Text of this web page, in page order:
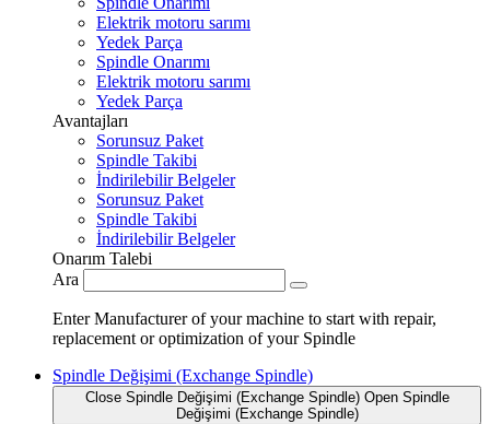
Elektrik motoru sarımı
Yedek Parça
Spindle Onarımı
Elektrik motoru sarımı
Yedek Parça
Avantajları
Sorunsuz Paket
Spindle Takibi
İndirilebilir Belgeler
Sorunsuz Paket
Spindle Takibi
İndirilebilir Belgeler
Onarım Talebi
Ara
Enter Manufacturer of your machine to start with repair,
replacement or optimization of your Spindle
Spindle Değişimi (Exchange Spindle)
Close Spindle Değişimi (Exchange Spindle) Open Spindle
Değişimi (Exchange Spindle)